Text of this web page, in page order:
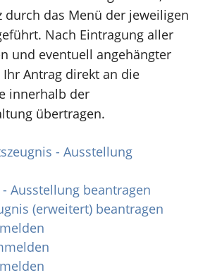
durch das Menü der jeweiligen
Nach Eintragung aller
und eventuell angehängter
Antrag direkt an die
innerhalb der
übertragen.
- Ausstellung
Ausstellung beantragen
(erweitert) beantragen